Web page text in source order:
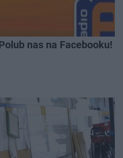
nas na Facebooku!